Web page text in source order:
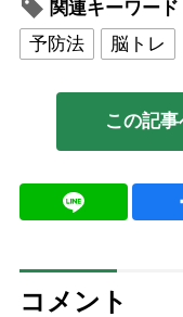
関連キーワード
予防法
脳トレ
この記
コメント